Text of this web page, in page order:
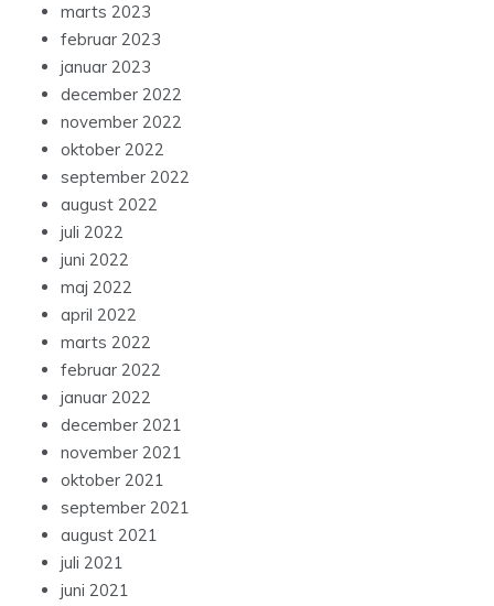
marts 2023
februar 2023
januar 2023
december 2022
november 2022
oktober 2022
september 2022
august 2022
juli 2022
juni 2022
maj 2022
april 2022
marts 2022
februar 2022
januar 2022
december 2021
november 2021
oktober 2021
september 2021
august 2021
juli 2021
juni 2021